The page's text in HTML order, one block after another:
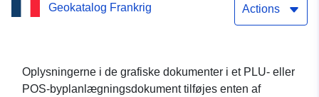
11.6.2010)
Geokatalog Frankrig Actions
Oplysningerne i de grafiske dokumenter i et PLU- eller
POS-byplanlægningsdokument tilføjes enten af